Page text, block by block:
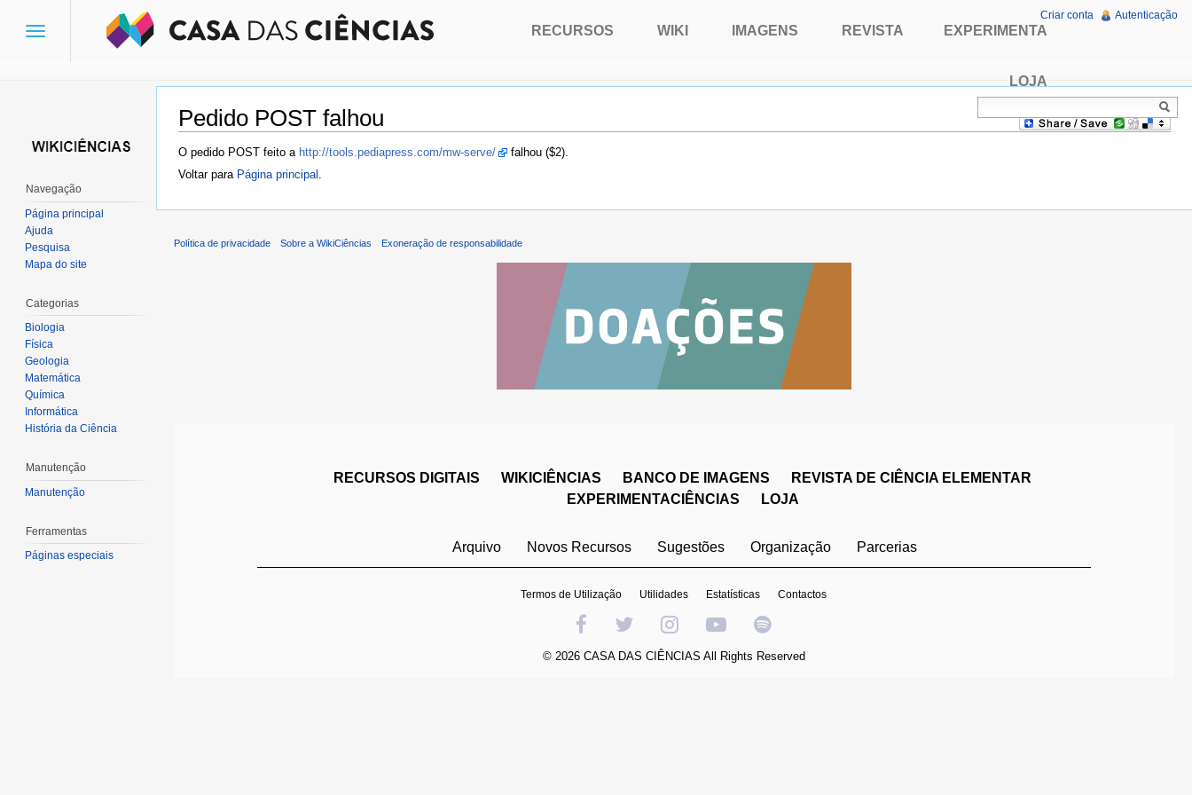
Pedido POST falhou
Ir para:navegação,pesquisa
O pedido POST feito a http://tools.pediapress.com/mw-serve/
falhou ($2).
Voltar para Página principal
Toggle
RECURSOS WIKI IMAGENS REVISTA EXPERIMENTA
LOJA
Criar conta Autenticação
Navegação
Página principal
Ajuda
Pesquisa
Mapa do site
Categorias
Biologia
Física
Geologia
Matemática
Química
Informática
História da Ciência
Manutenção
Manutenção
Ferramentas
Páginas especiais
Política de privacidade Sobre a WikiCiências Exoneração de responsabilidade
RECURSOS DIGITAIS WIKICIÊNCIAS BANCO DE IMAGENS
REVISTA DE CIÊNCIA ELEMENTAR
EXPERIMENTACIÊNCIAS
LOJA
Arquivo Novos Recursos Sugestões Organização Parcerias
Termos de Utilização Utilidades Estatísticas Contactos
© 2026 CASA DAS CIÊNCIAS All Rights Reserved